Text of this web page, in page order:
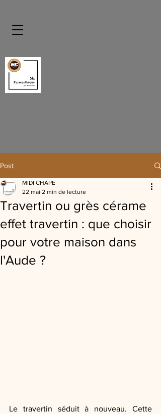
Post
Travertin ou grès cérame
effet travertin : que choisir
pour votre maison dans
l'Aude ?
MIDI CHAPE
22 mai 2 min de lecture
Le travertin séduit à nouveau. Cette